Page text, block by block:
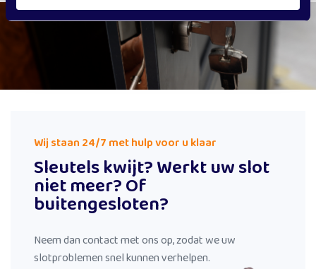
Wij staan 24/7 met hulp voor u klaar
Sleutels kwijt? Werkt uw slot
niet meer? Of
buitengesloten?
Neem dan contact met ons op, zodat we uw
slotproblemen snel kunnen verhelpen.